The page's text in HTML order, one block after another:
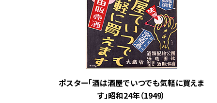
ポスター「酒は酒屋でいつでも気軽に買えま
す」昭和24年（1949）